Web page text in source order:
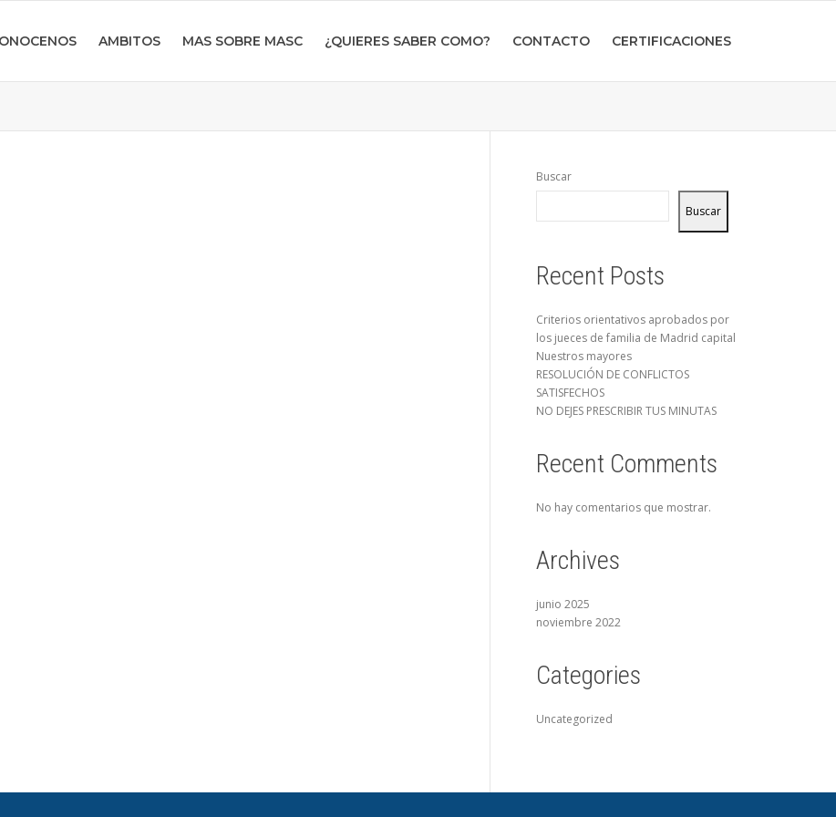
AMBITOS MAS SOBRE MASC ¿QUIERES SABER COMO? CONTACTO CERTIFICACIONES
Buscar
Buscar
Recent Posts
Criterios orientativos aprobados por
los jueces de familia de Madrid capital
Nuestros mayores
RESOLUCIÓN DE CONFLICTOS
SATISFECHOS
NO DEJES PRESCRIBIR TUS MINUTAS
Recent Comments
No hay comentarios que mostrar.
Archives
junio 2025
noviembre 2022
Categories
Uncategorized